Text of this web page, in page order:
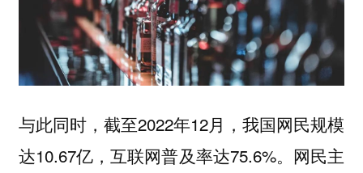
与此同时，截至2022年12月，我国网民规模
达10.67亿，互联网普及率达75.6%。网民主